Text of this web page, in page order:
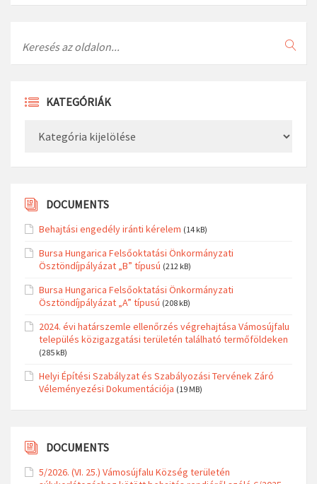
KATEGÓRIÁK
DOCUMENTS
Behajtási engedély iránti kérelem (14 kB)
Bursa Hungarica Felsőoktatási Önkormányzati
Ösztöndíjpályázat „B” típusú (212 kB)
Bursa Hungarica Felsőoktatási Önkormányzati
Ösztöndíjpályázat „A” típusú (208 kB)
2024. évi határszemle ellenőrzés végrehajtása Vámosújfalu
település közigazgatási területén található termőföldeken
(285 kB)
Helyi Építési Szabályzat és Szabályozási Tervének Záró
Véleményezési Dokumentációja (19 MB)
DOCUMENTS
5/2026. (VI. 25.) Vámosújfalu Község területén